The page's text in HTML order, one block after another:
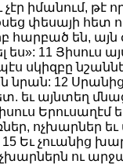
իմանում, թէ
փեսայի
հարբած են,
ես»: 11 Յիսուս
սկիզբը
12 Սրանից
եւ այնտեղ
Երուսաղէմ
ոչխարներ եւ
Եւ չուանից
ու